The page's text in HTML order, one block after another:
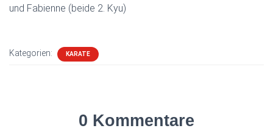
und Fabienne (beide 2. Kyu)
Kategorien: KARATE
0 Kommentare